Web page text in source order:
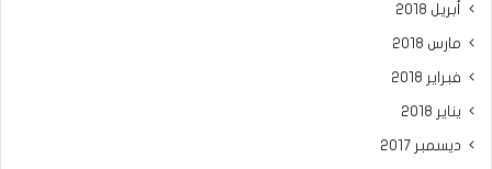
أبريل 2018
مارس 2018
فبراير 2018
يناير 2018
ديسمبر 2017